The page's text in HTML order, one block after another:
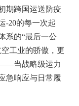
期跨国运送防疫
-20的每一次起
系的“最后一公
工业的骄傲，更
当战略级运力
急响应与日常履